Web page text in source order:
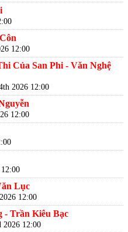
12:00
Của San Phi - Văn Nghệ
2026 12:00
12:00
Lục
12:00
- Trần Kiêu Bạc
2026 12:00